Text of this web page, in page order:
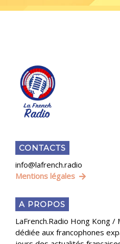
CONTACTS
info@lafrench.radio
Mentions légales
A PROPOS
LaFrench.Radio Hong Kong /
dédiée aux francophones